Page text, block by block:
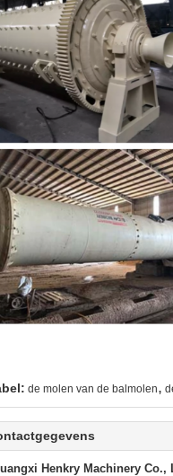
de molen van de balmolen,
Henkry Machinery Co.,